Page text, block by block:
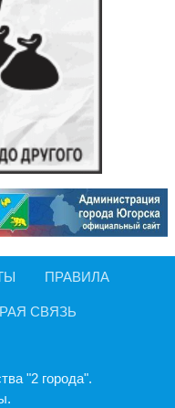
ПРАВИЛА
СВЯЗЬ
"2 города".